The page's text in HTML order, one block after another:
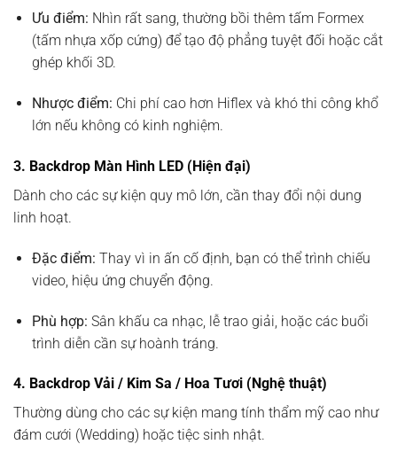
Ưu điểm: Nhìn rất sang, thường bồi thêm tấm Formex
(tấm nhựa xốp cứng) để tạo độ phẳng tuyệt đối hoặc cắt
ghép khối 3D.
Nhược điểm: Chi phí cao hơn Hiflex và khó thi công khổ
lớn nếu không có kinh nghiệm.
3. Backdrop Màn Hình LED (Hiện đại)
Dành cho các sự kiện quy mô lớn, cần thay đổi nội dung
linh hoạt.
Đặc điểm: Thay vì in ấn cố định, bạn có thể trình chiếu
video, hiệu ứng chuyển động.
Phù hợp: Sân khấu ca nhạc, lễ trao giải, hoặc các buổi
trình diễn cần sự hoành tráng.
4. Backdrop Vải / Kim Sa / Hoa Tươi (Nghệ thuật)
Thường dùng cho các sự kiện mang tính thẩm mỹ cao như
đám cưới (Wedding) hoặc tiệc sinh nhật.